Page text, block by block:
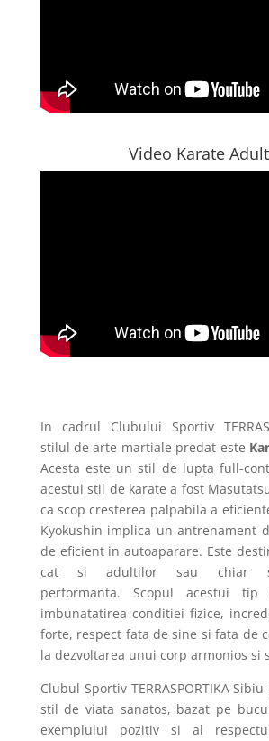
Video Karate
In cadrul Clubului Sportiv
stilul de arte martiale predat este
Acesta este un stil de lupta full-
acestui stil de karate a fost
ca scop cresterea palpabila a
Kyokushin implica un antrenament
de eficient in autoaparare. Este
cat si adultilor sau chiar
performanta. Scopul acestui
imbunatatirea conditiei fizice,
forte, respect fata de sine si fata de
la dezvoltarea unui corp armonios si
Clubul Sportiv TERRASPORTIKA
stil de viata sanatos, bazat pe
exemplului pozitiv si al